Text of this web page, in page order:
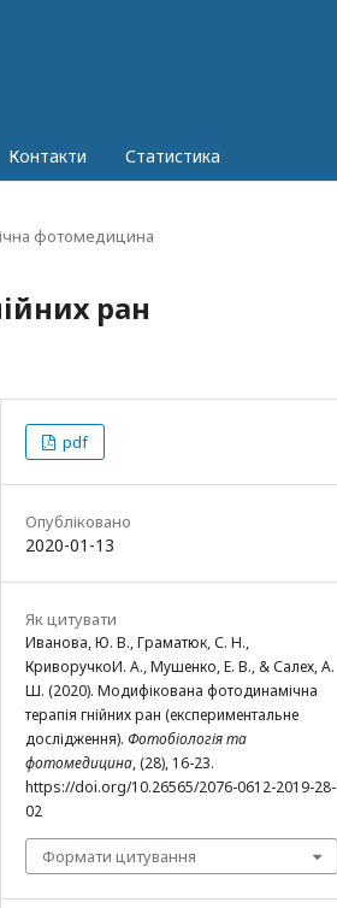
Контакти Статистика
фотомедицина
ран
pdf
Опубліковано
2020-01-13
Як цитувати
Иванова, Ю. В., Граматюк, С. Н.,
КриворучкоИ. A., Мушенко, Е. В., & Салех, А.
Ш. (2020). Модифікована фотодинамічна
терапія гнійних ран (експериментальне
дослідження). Фотобіологія та
фотомедицина, (28), 16-23.
https://doi.org/10.26565/2076-0612-2019-28-
02
Формати цитування